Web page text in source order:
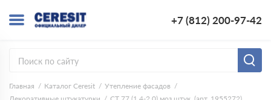
+7 (812) 200-97-42
Главная Каталог Ceresit
Утепление фасадов
Декоративные штукатурки